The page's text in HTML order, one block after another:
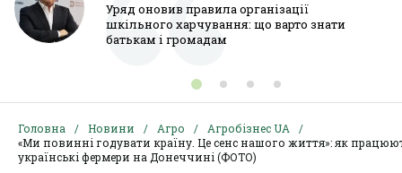
Уряд оновив правила організації
шкільного харчування: що варто знати
батькам і громадам
Головна Новини Агро
Агробізнес UA
«Ми повинні годувати країну. Це сенс нашого життя»: як
українські фермери на Донеччині (ФОТО)